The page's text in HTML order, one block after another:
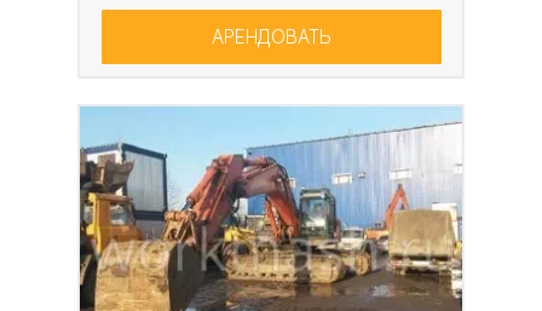
АРЕНДОВАТЬ